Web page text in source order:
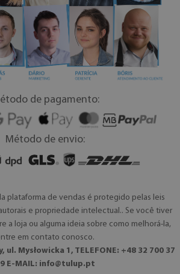
de pagamento:
Método de envio:
plataforma de vendas é protegido pelas leis
e propriedade intelectual.. Se você tiver
a loja ou alguma ideia sobre como melhorá-la,
em contato conosco.
ul. Mysłowicka 1, TELEFONE: +48 32 700 37
E-MAIL: info@tulup.pt